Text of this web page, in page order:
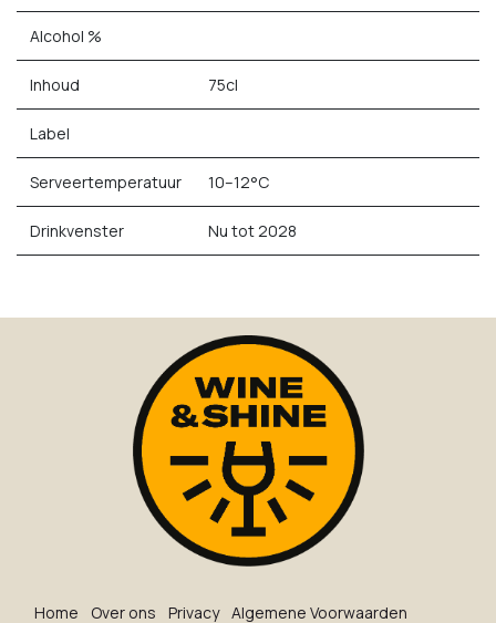
Alcohol %
Inhoud 75cl
Label
Serveertemperatuur 10–12°C
Drinkvenster Nu tot 2028
Ho​me O​ve​r on​s Privacy Algemene Voorwaarden